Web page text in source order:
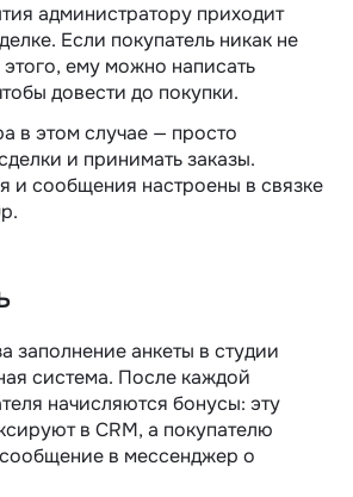
администратору приходит
Если покупатель никак не
ему можно написать
довести до покупки.
в этом случае — просто
и принимать заказы.
и сообщения настроены в связке
заполнение анкеты в студии
система. После каждой
начисляются бонусы: эту
в CRM, а покупателю
в мессенджер о